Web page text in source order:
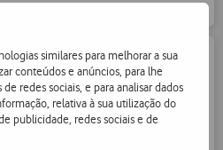
similares para melhorar a sua
conteúdos e anúncios, para lhe
redes sociais, e para analisar dados
relativa à sua utilização do
publicidade, redes sociais e de
recondicionado ou vendido e